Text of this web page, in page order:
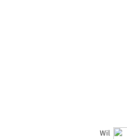
Wil